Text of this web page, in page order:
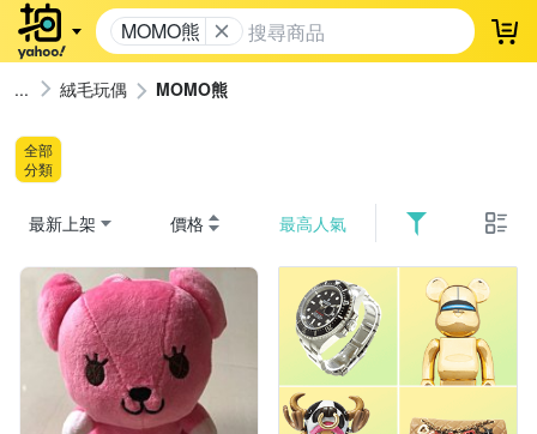
MOMO熊 登
絨毛玩偶 MOMO熊
全部
分類
最新上架 價格 最高人氣